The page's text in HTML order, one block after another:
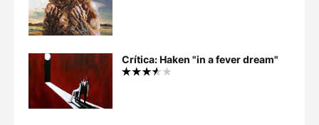
Crítica: Haken "in a fever dream"